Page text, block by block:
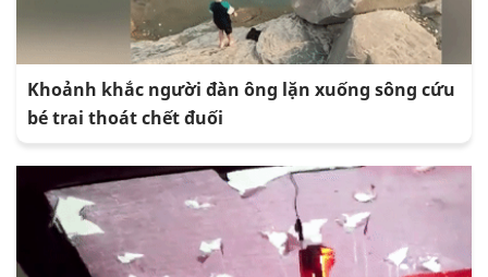
Khoảnh khắc người đàn ông lặn xuống sông cứu
bé trai thoát chết đuối